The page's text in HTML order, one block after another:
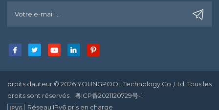
droits dauteur © 2026 YOUNGPOOL Technology Co.,Ltd. Tous les
droits sont réservés.
粤ICP备2021120729号-1
Réseau IPv6 pris en charge